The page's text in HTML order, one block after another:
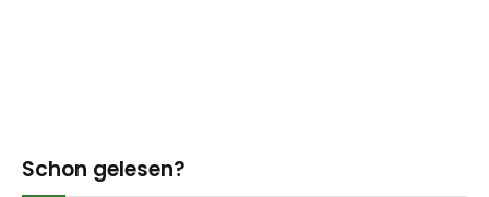
Schon gelesen?